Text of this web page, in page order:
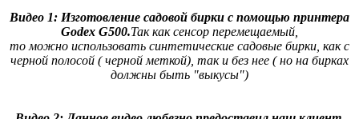
Видео 1: Изготовление садовой бирки с помощью принтера
Godex G500.Так как сенсор перемещаемый,
то можно использовать синтетические садовые бирки, как с
черной полосой ( черной меткой), так и без нее ( но на бирках
должны быть "выкусы")